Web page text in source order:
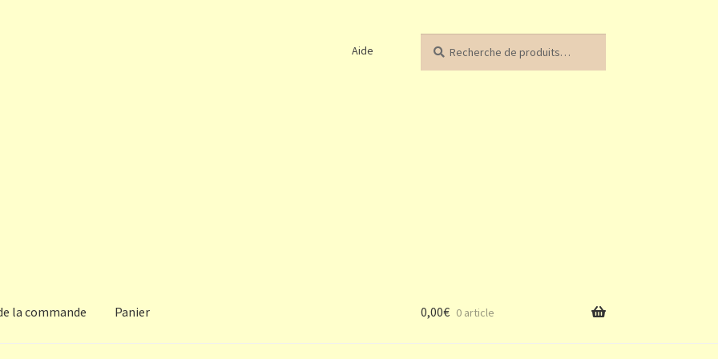
Aide
pour :
la commande Panier 0,00€ 0 article